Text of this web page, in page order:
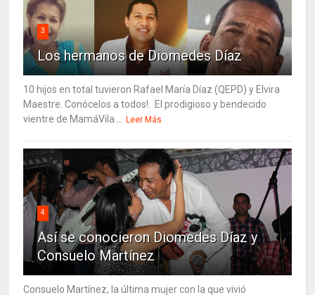
3
Los hermanos de Diomedes Díaz
10 hijos en total tuvieron Rafael María Díaz (QEPD) y Elvira
Maestre. Conócelos a todos!. El prodigioso y bendecido
vientre de MamáVila ...
Leer Más
4
Así se conocieron Diomedes Díaz y
Consuelo Martínez
Consuelo Martínez, la última mujer con la que vivió